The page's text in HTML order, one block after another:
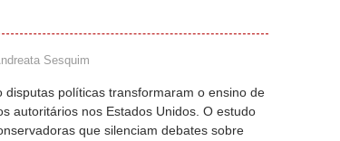
Sesquim
disputas políticas transformaram o ensino de
autoritários nos Estados Unidos. O estudo
que silenciam debates sobre